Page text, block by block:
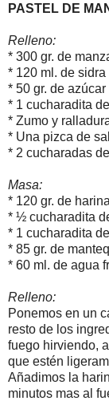
PASTEL DE
Relleno:
* 300 gr. de
* 120 ml. de sidra
* 50 gr. de azúcar
* 1 cucharadita
* Zumo y
* Una pizca de sal
* 2 cucharadas
Masa:
* 120 gr. de harina
* ½ cucharadita
* 1 cucharadita
* 85 gr. de
* 60 ml. de agua
Relleno:
Ponemos en un
resto de los
fuego hirviendo,
que estén
Añadimos la
minutos mas al